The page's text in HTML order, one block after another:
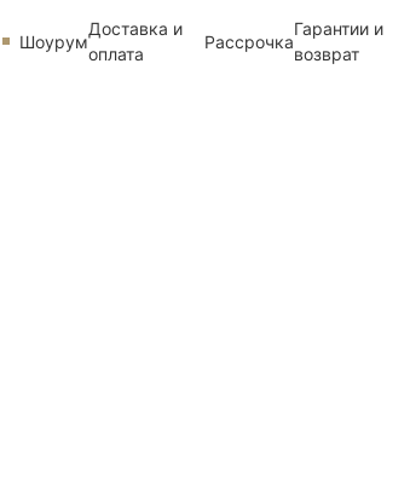
Шоурум
Доставка и
оплата
Рассрочка
Гарантии и
возврат